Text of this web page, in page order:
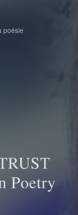
poésie